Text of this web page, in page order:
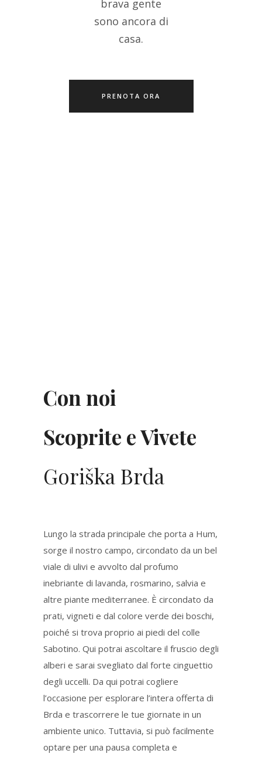
brava gente
sono ancora di
casa.
PRENOTA ORA
Con noi
Scoprite e Vivete
Goriška Brda
Lungo la strada principale che porta a Hum,
sorge il nostro campo, circondato da un bel
viale di ulivi e avvolto dal profumo
inebriante di lavanda, rosmarino, salvia e
altre piante mediterranee. È circondato da
prati, vigneti e dal colore verde dei boschi,
poiché si trova proprio ai piedi del colle
Sabotino. Qui potrai ascoltare il fruscio degli
alberi e sarai svegliato dal forte cinguettio
degli uccelli. Da qui potrai cogliere
l’occasione per esplorare l’intera offerta di
Brda e trascorrere le tue giornate in un
ambiente unico. Tuttavia, si può facilmente
optare per una pausa completa e